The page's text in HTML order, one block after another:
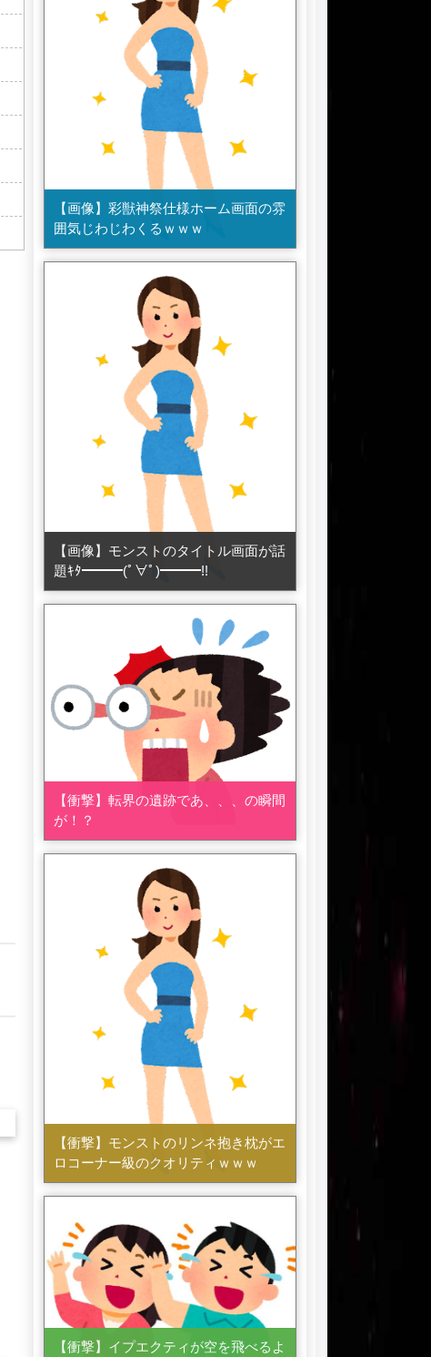
【画像】彩獣神祭仕様ホーム画面の雰
囲気じわじわくるｗｗｗ
【画像】モンストのタイトル画面が話
題ｷﾀ━━━(ﾟ∀ﾟ)━━━!!
【衝撃】転界の遺跡であ、、、の瞬間
が！？
【衝撃】モンストのリンネ抱き枕がエ
ロコーナー級のクオリティｗｗｗ
【衝撃】イプエクティが空を飛べるよ